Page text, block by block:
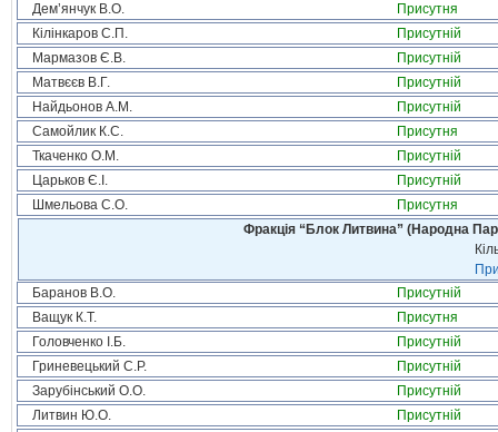
Дем’янчук В.О.
Присутня
Кілінкаров С.П.
Присутній
Мармазов Є.В.
Присутній
Матвєєв В.Г.
Присутній
Найдьонов А.М.
Присутній
Самойлик К.С.
Присутня
Ткаченко О.М.
Присутній
Царьков Є.І.
Присутній
Шмельова С.О.
Присутня
Фракція “Блок Литвина” (Народна
Баранов В.О.
Присутній
Ващук К.Т.
Присутня
Головченко І.Б.
Присутній
Гриневецький С.Р.
Присутній
Зарубінський О.О.
Присутній
Литвин Ю.О.
Присутній